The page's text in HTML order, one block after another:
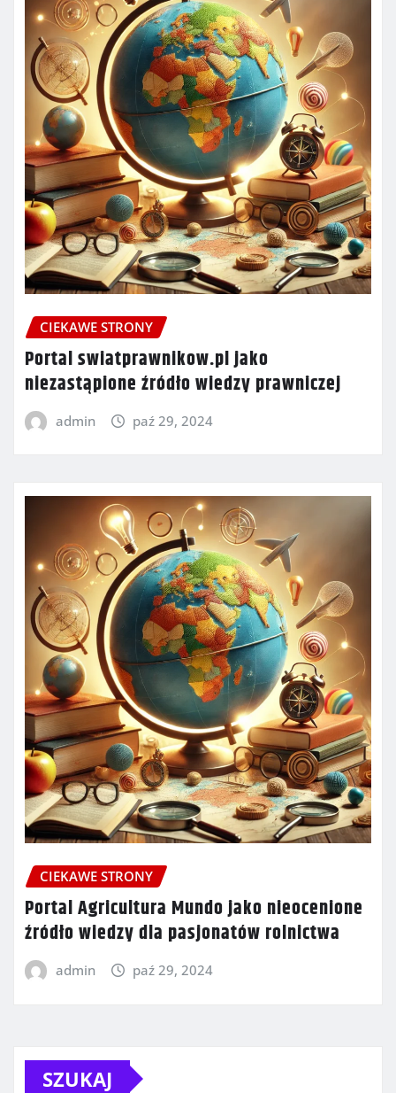
CIEKAWE STRONY
Portal swiatprawnikow.pl jako
niezastąpione źródło wiedzy prawniczej
admin paź 29, 2024
CIEKAWE STRONY
Portal Agricultura Mundo jako nieocenione
źródło wiedzy dla pasjonatów rolnictwa
admin paź 29, 2024
SZUKAJ